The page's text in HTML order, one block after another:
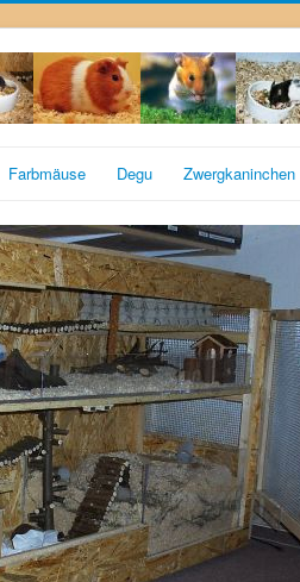
Farbmäuse Degu Zwergkaninchen